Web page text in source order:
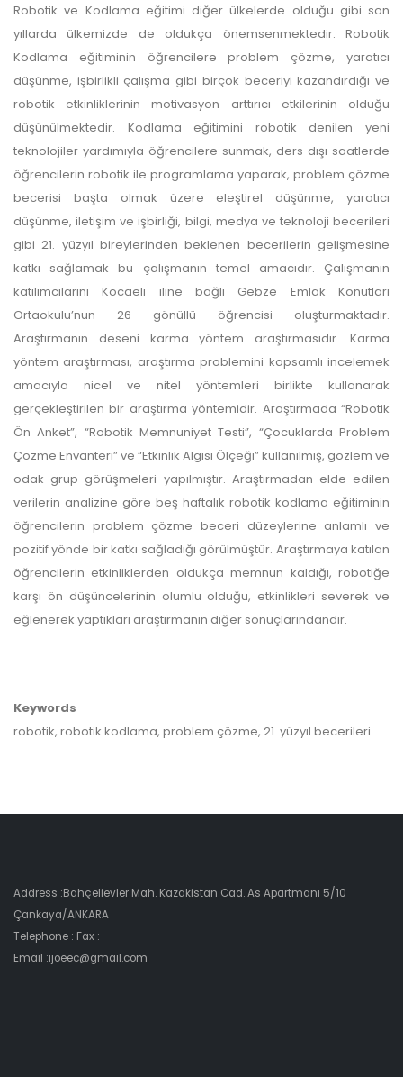
Robotik ve Kodlama eğitimi diğer ülkelerde olduğu gibi son
yıllarda ülkemizde de oldukça önemsenmektedir. Robotik
Kodlama eğitiminin öğrencilere problem çözme, yaratıcı
düşünme, işbirlikli çalışma gibi birçok beceriyi kazandırdığı ve
robotik etkinliklerinin motivasyon arttırıcı etkilerinin olduğu
düşünülmektedir. Kodlama eğitimini robotik denilen yeni
teknolojiler yardımıyla öğrencilere sunmak, ders dışı saatlerde
öğrencilerin robotik ile programlama yaparak, problem çözme
becerisi başta olmak üzere eleştirel düşünme, yaratıcı
düşünme, iletişim ve işbirliği, bilgi, medya ve teknoloji becerileri
gibi 21. yüzyıl bireylerinden beklenen becerilerin gelişmesine
katkı sağlamak bu çalışmanın temel amacıdır. Çalışmanın
katılımcılarını Kocaeli iline bağlı Gebze Emlak Konutları
Ortaokulu’nun 26 gönüllü öğrencisi oluşturmaktadır.
Araştırmanın deseni karma yöntem araştırmasıdır. Karma
yöntem araştırması, araştırma problemini kapsamlı incelemek
amacıyla nicel ve nitel yöntemleri birlikte kullanarak
gerçekleştirilen bir araştırma yöntemidir. Araştırmada “Robotik
Ön Anket”, “Robotik Memnuniyet Testi”, “Çocuklarda Problem
Çözme Envanteri” ve “Etkinlik Algısı Ölçeği” kullanılmış, gözlem ve
odak grup görüşmeleri yapılmıştır. Araştırmadan elde edilen
verilerin analizine göre beş haftalık robotik kodlama eğitiminin
öğrencilerin problem çözme beceri düzeylerine anlamlı ve
pozitif yönde bir katkı sağladığı görülmüştür. Araştırmaya katılan
öğrencilerin etkinliklerden oldukça memnun kaldığı, robotiğe
karşı ön düşüncelerinin olumlu olduğu, etkinlikleri severek ve
eğlenerek yaptıkları araştırmanın diğer sonuçlarındandır.
Keywords
robotik, robotik kodlama, problem çözme, 21. yüzyıl becerileri
Address :Bahçelievler Mah. Kazakistan Cad. As Apartmanı 5/10
Çankaya/ANKARA
Telephone : Fax :
Email :ijoeec@gmail.com